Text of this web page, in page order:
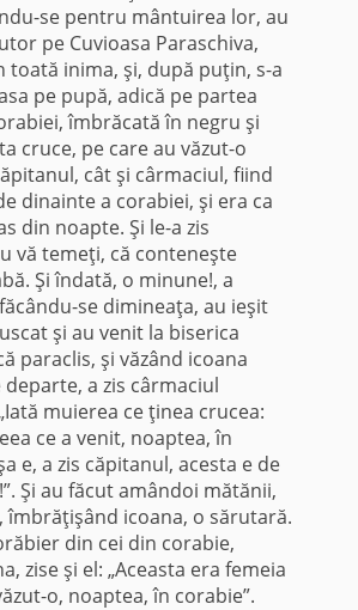
se pentru mântuirea lor, au
pe Cuvioasa Paraschiva,
toată inima, şi, după puţin, s-a
pe pupă, adică pe partea
îmbrăcată în negru şi
cruce, pe care au văzut-o
cât şi cârmaciul, fiind
dinainte a corabiei, şi era ca
din noapte. Şi le-a zis
vă temeţi, că conteneşte
Şi îndată, o minune!, a
se dimineaţa, au ieşit
şi au venit la biserica
paraclis, şi văzând icoana
departe, a zis cârmaciul
muierea ce ţinea crucea:
ce a venit, noaptea, în
e, a zis căpitanul, acesta e de
Şi au făcut amândoi mătănii,
îmbrăţişând icoana, o sărutară.
din cei din corabie,
zise şi el: „Aceasta era femeia
o, noaptea, în corabie”.